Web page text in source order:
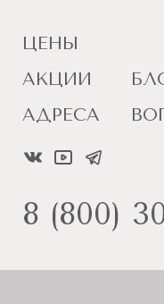
ЦЕНЫ
АКЦИИ
АДРЕСА
8 (800)